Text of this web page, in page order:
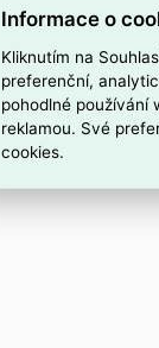
Informace o
Kliknutím na
preferenční,
pohodlné používání
reklamou. Své
cookies.